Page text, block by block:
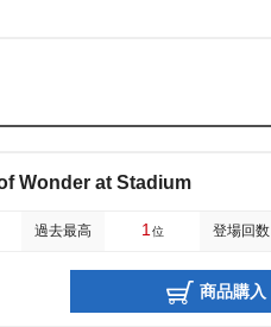
Wonder at Stadium
過去最高 1 位 登場回数
商品購入